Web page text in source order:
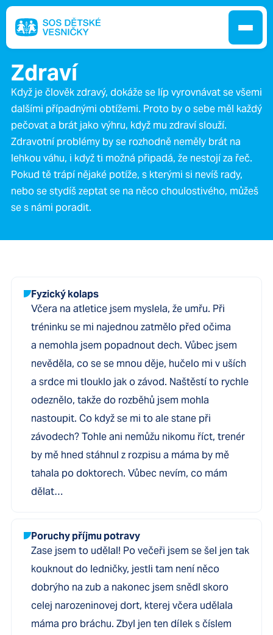
Zdraví
Když je člověk zdravý, dokáže se líp vyrovnávat se všemi
dalšími případnými obtížemi. Proto by o sebe měl každý
pečovat a brát jako výhru, když mu zdraví slouží.
Zdravotní problémy by se rozhodně neměly brát na
lehkou váhu, i když ti možná připadá, že nestojí za řeč.
Pokud tě trápí nějaké potíže, s kterými si nevíš rady,
nebo se stydíš zeptat se na něco choulostivého, můžeš
se s námi poradit.
Fyzický kolaps
Včera na atletice jsem myslela, že umřu. Při
tréninku se mi najednou zatmělo před očima
a nemohla jsem popadnout dech. Vůbec jsem
nevěděla, co se se mnou děje, hučelo mi v uších
a srdce mi tlouklo jak o závod. Naštěstí to rychle
odeznělo, takže do rozběhů jsem mohla
nastoupit. Co když se mi to ale stane při
závodech? Tohle ani nemůžu nikomu říct, trenér
by mě hned stáhnul z rozpisu a máma by mě
tahala po doktorech. Vůbec nevím, co mám
dělat…
Poruchy příjmu potravy
Zase jsem to udělal! Po večeři jsem se šel jen tak
kouknout do ledničky, jestli tam není něco
dobrýho na zub a nakonec jsem snědl skoro
celej narozeninovej dort, kterej včera udělala
máma pro bráchu. Zbyl jen ten dílek s číslem
Jak pomáháme
Pobočky
O nás
Kontakt